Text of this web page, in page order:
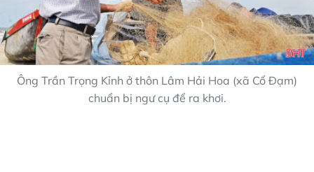
Ông Trần Trọng Kỉnh ở thôn Lâm Hải Hoa (xã Cổ Đạm)
chuẩn bị ngư cụ để ra khơi.